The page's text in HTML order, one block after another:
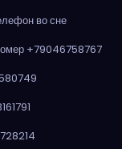
во сне
+79046758767